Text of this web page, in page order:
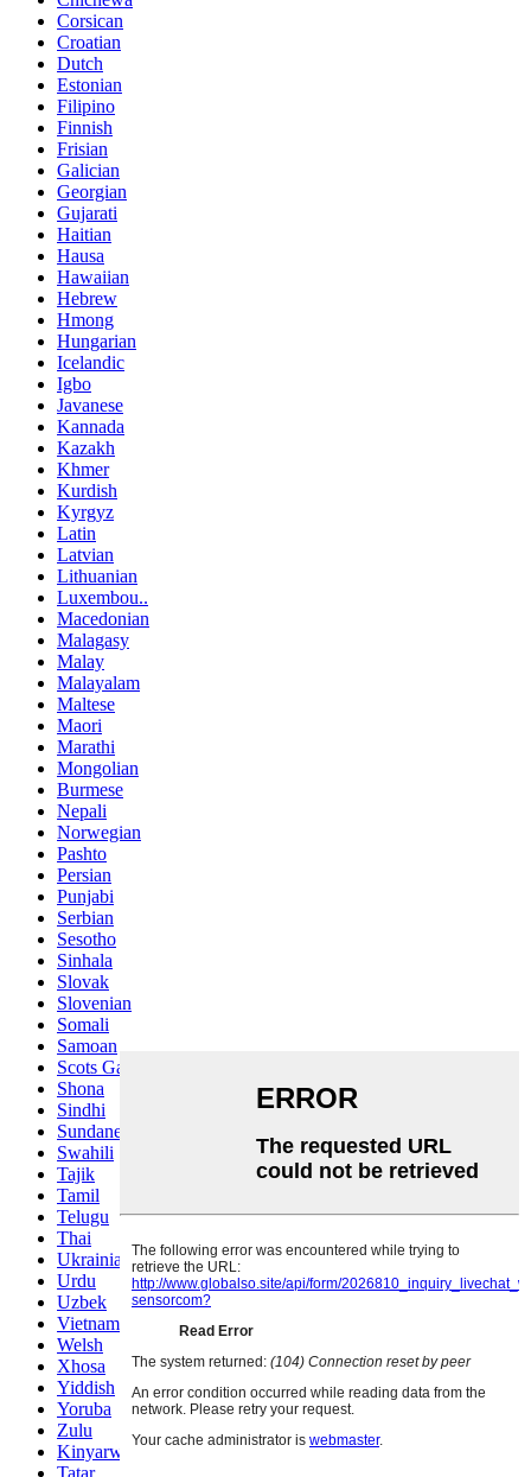
Corsican
Croatian
Dutch
Estonian
Filipino
Finnish
Frisian
Galician
Georgian
Gujarati
Haitian
Hausa
Hawaiian
Hebrew
Hmong
Hungarian
Icelandic
Igbo
Javanese
Kannada
Kazakh
Khmer
Kurdish
Kyrgyz
Latin
Latvian
Lithuanian
Luxembou..
Macedonian
Malagasy
Malay
Malayalam
Maltese
Maori
Marathi
Mongolian
Burmese
Nepali
Norwegian
Pashto
Persian
Punjabi
Serbian
Sesotho
Sinhala
Slovak
Slovenian
Somali
Samoan
Scots Gaelic
Shona
Sindhi
Sundanese
Swahili
Tajik
Tamil
Telugu
Thai
Ukrainian
Urdu
Uzbek
Vietnamese
Welsh
Xhosa
Yiddish
Yoruba
Zulu
Kinyarwanda
Tatar